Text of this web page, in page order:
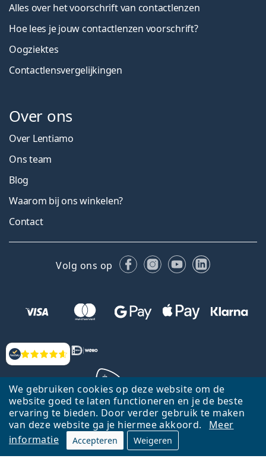
We gebruiken cookies op deze website om de
website goed te laten functioneren en je de beste
ervaring te bieden. Door verder gebruik te maken
van deze website ga je hiermee akkoord.
Meer
informatie
Accepteren Weigeren
Beoordelingen
Alles over het voorschrift van contactlenzen
Hoe lees je jouw contactlenzen voorschrift?
Oogziektes
Contactlensvergelijkingen
Over ons
Over Lentiamo
Ons team
Blog
Waarom bij ons winkelen?
Contact
Volg ons op FacebookInstagram
YouTubeLinkedIn
Terug naar de homepagina
Ga omhoog
Lentiamo.nl is eigendom van en wordt beheerd door Lentiamo s.r.o.,
Tsjechië
Hier al 18 jaar voor jou.